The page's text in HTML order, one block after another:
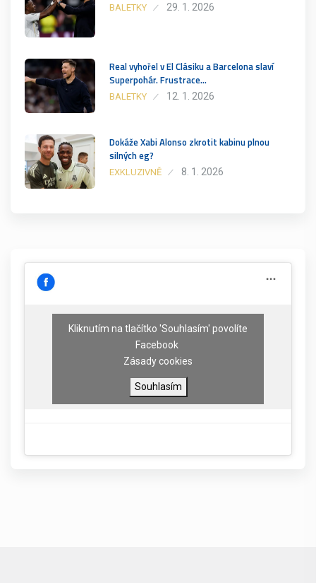
BALETKY 29. 1. 2026
Real vyhořel v El Clásiku a Barcelona slaví
Superpohár. Frustrace…
BALETKY 12. 1. 2026
Dokáže Xabi Alonso zkrotit kabinu plnou
silných eg?
EXKLUZIVNĚ 8. 1. 2026
Kliknutím na tlačítko 'Souhlasím' povolíte
Facebook
Zásady cookies
Souhlasím